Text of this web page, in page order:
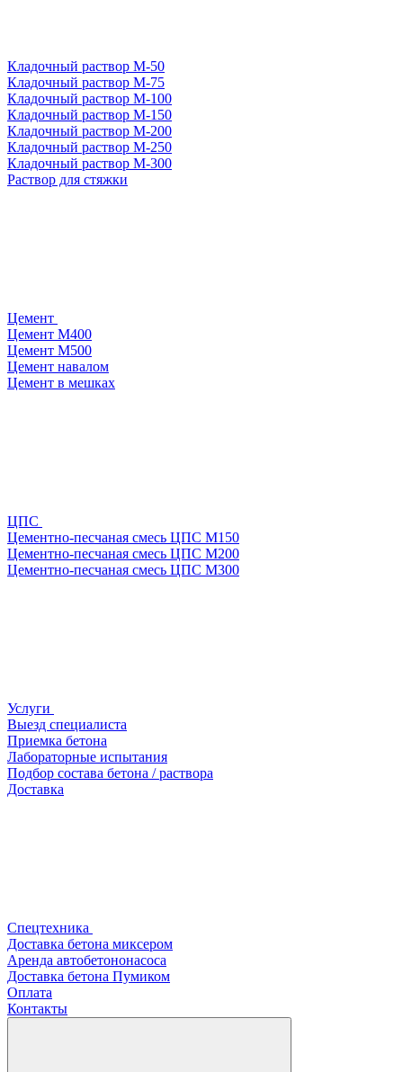
Кладочный раствор М-50
Кладочный раствор М-75
Кладочный раствор М-100
Кладочный раствор М-150
Кладочный раствор М-200
Кладочный раствор М-250
Кладочный раствор М-300
Раствор для стяжки
Цемент
Цемент М400
Цемент М500
Цемент навалом
Цемент в мешках
ЦПС
Цементно-песчаная смесь ЦПС М150
Цементно-песчаная смесь ЦПС М200
Цементно-песчаная смесь ЦПС М300
Услуги
Выезд специалиста
Приемка бетона
Лабораторные испытания
Подбор состава бетона / раствора
Доставка
Спецтехника
Доставка бетона миксером
Аренда автобетононасоса
Доставка бетона Пумиком
Оплата
Контакты